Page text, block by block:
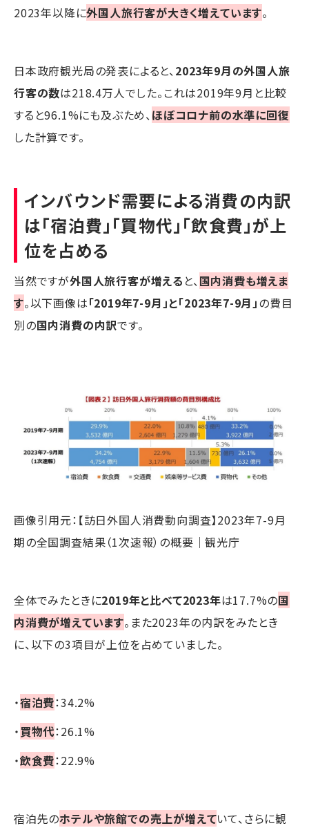
2023年以降に外国人旅行客が大きく増えています。
日本政府観光局の発表によると、2023年9月の外国人旅
行客の数は218.4万人でした。これは2019年9月と比較
すると96.1%にも及ぶため、ほぼコロナ前の水準に回復
した計算です。
インバウンド需要による消費の内訳
は「宿泊費」「買物代」「飲食費」が上
位を占める
当然ですが外国人旅行客が増える と、国内消費も増えま
す。以下画像は「2019年7-9月」と「2023年7-9月」の費目
別の国内消費の内訳です。
画像引用元：【訪日外国人消費動向調査】2023年7-9月
期の全国調査結果（1次速報）の概要｜観光庁
全体でみたときに2019年と比べて2023年は17.7%の国
内消費が増えています。また2023年の内訳をみたとき
に、以下の3項目が上位を占めていました。
・宿泊費：34.2%
・ 買物代：26.1%
・飲食費：22.9%
宿泊先のホテルや旅館での売上が増えていて、さらに観